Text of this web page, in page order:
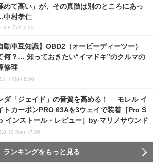
めて高い」が、その真髄は別のところにあっ
中村孝仁
Sun 7:22
動車豆知識】OBD2（オービーディーツー）
何？… 知っておきたい“イマドキ”のクルマの
修理
Mon 8:00
ダ「ジェイド」の音質を高める！ モレル イ
トカーボンPRO 63Aを3ウェイで装着［Pro S
インストール・レビュー］by マリノサウンド
Mon 17:00
ランキングをもっと見る